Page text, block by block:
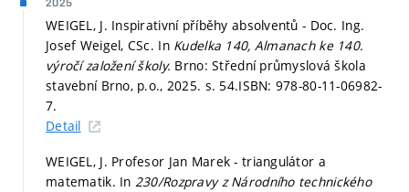
2025
WEIGEL, J. Inspirativní příběhy absolventů - Doc. Ing.
Josef Weigel, CSc. In Kudelka 140, Almanach ke 140.
výročí založení školy. Brno: Střední průmyslová škola
stavební Brno, p.o., 2025. s. 54.ISBN: 978-80-11-06982-
7.
Detail
WEIGEL, J. Profesor Jan Marek - triangulátor a
matematik. In 230/Rozpravy z Národního technického